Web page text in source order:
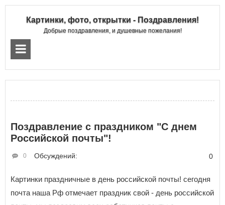
Картинки, фото, открытки - Поздравления!
Добрые поздравления, и душевные пожелания!
Поздравление с праздником "С днем
Российской почты"!
Обсуждений:
0 0
Картинки праздничные в день российской почты! сегодня
почта наша Рф отмечает праздник свой - день российской